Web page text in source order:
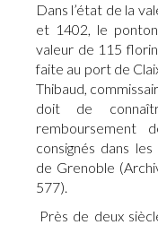
Dans l’état de la
et 1402, le
valeur de 115
faite au port de
Thibaud,
doit de
remboursement
consignés dans
de Grenoble
577).
Près de deux